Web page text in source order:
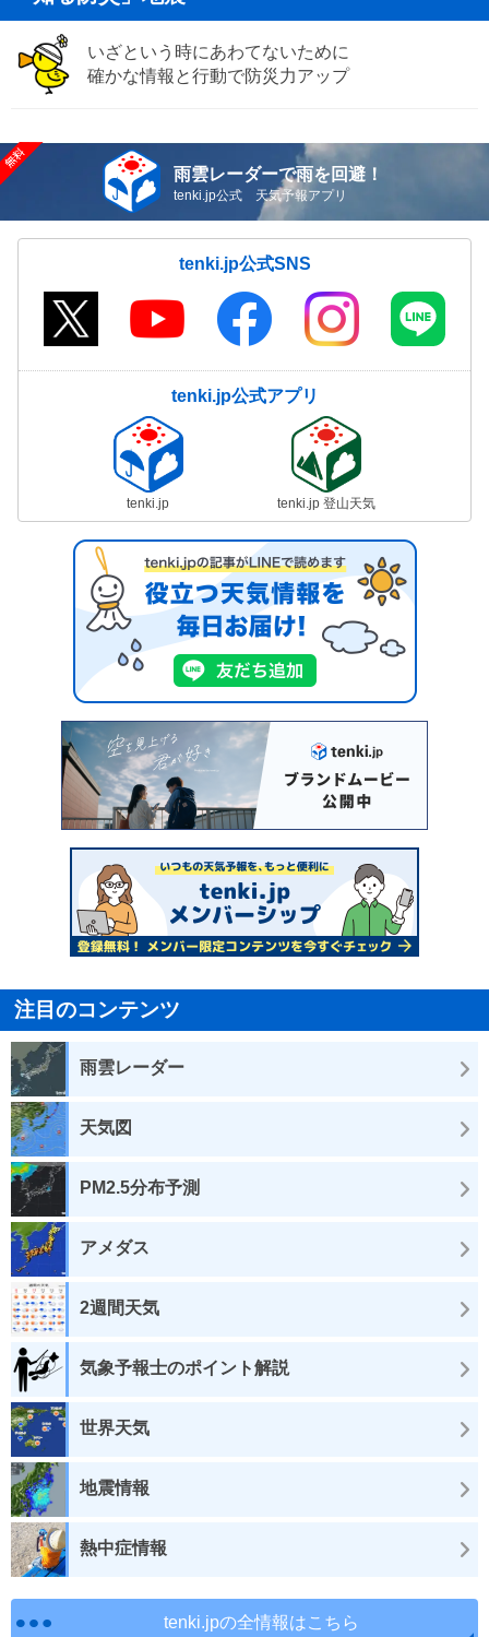
いざという時にあわてないために
確かな情報と行動で防災力アップ
雨雲レーダーで雨を回避！
tenki.jp公式 天気予報アプリ
tenki.jp公式SNS
tenki.jp公式アプリ
tenki.jp tenki.jp 登山天気
注目のコンテンツ
雨雲レーダー
天気図
PM2.5分布予測
アメダス
2週間天気
気象予報士のポイント解説
世界天気
地震情報
熱中症情報
tenki.jpの全情報はこちら